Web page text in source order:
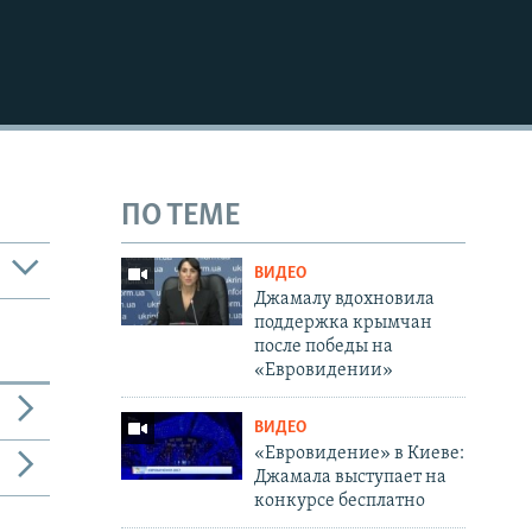
ПО ТЕМЕ
ВИДЕО
Джамалу вдохновила
поддержка крымчан
после победы на
«Евровидении»
ВИДЕО
«Евровидение» в Киеве:
Джамала выступает на
конкурсе бесплатно